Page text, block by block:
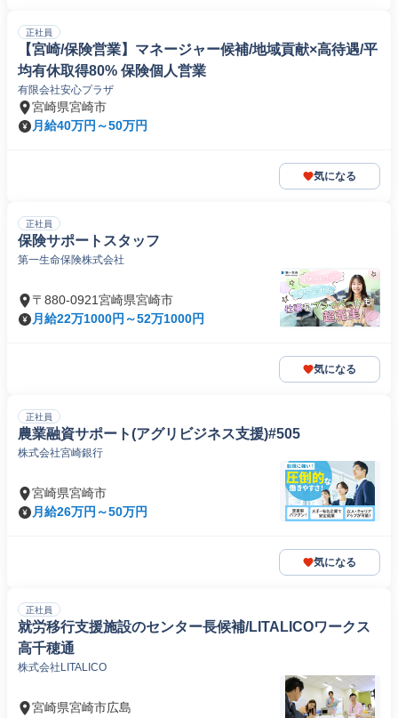
正社員
【宮崎/保険営業】マネージャー候補/地域貢献×高待遇/平
均有休取得80% 保険個人営業
有限会社安心プラザ
宮崎県宮崎市
月給40万円～50万円
気になる
正社員
保険サポートスタッフ
第一生命保険株式会社
〒880-0921宮崎県宮崎市
月給22万1000円～52万1000円
気になる
正社員
農業融資サポート(アグリビジネス支援)#505
株式会社宮崎銀行
宮崎県宮崎市
月給26万円～50万円
気になる
正社員
就労移行支援施設のセンター長候補/LITALICOワークス
高千穂通
株式会社LITALICO
宮崎県宮崎市広島